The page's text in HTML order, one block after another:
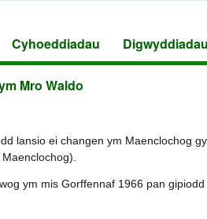
Cyhoeddiadau Digwyddiadau
Mro Waldo
lansio ei changen ym Maenclochog
ym mis Gorffennaf 1966 pan